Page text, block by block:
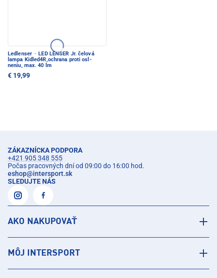
Ledlenser · LED LENSER Jr. čelová
lampa Kidled4R,ochrana proti osl-
neniu, max. 40 lm
€ 19,99
ZÁKAZNÍCKA PODPORA
+421 905 348 555
Počas pracovných dní od 09:00 do 16:00 hod.
eshop@intersport.sk
SLEDUJTE NÁS
AKO NAKUPOVAŤ
MÔJ INTERSPORT